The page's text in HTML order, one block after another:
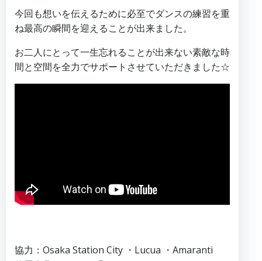
今回も想いを伝えるために必至でダンスの練習を重
ね最高の瞬間を迎えることが出来ました。
お二人にとって一生忘れることが出来ない素敵な時
間と空間を全力でサポートさせていただきました☆
協力：Osaka Station City ・Lucua ・Amaranti